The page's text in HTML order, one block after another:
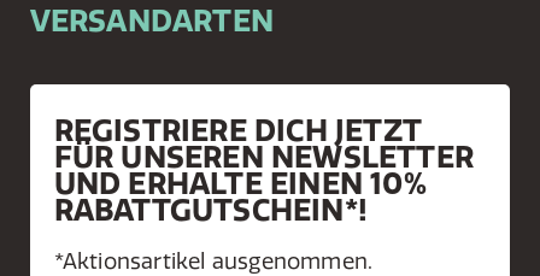
VERSANDARTEN
REGISTRIERE DICH JETZT
FÜR UNSEREN NEWSLETTER
UND ERHALTE EINEN 10%
RABATTGUTSCHEIN*!
*Aktionsartikel ausgenommen.